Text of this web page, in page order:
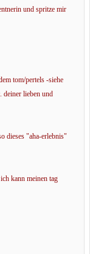
und spritze mir
tom/pertels -siehe
deiner lieben und
dieses "aha-erlebnis"
kann meinen tag